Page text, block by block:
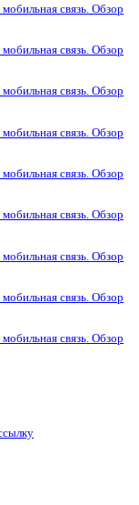
связь. Обзор
связь. Обзор
связь. Обзор
связь. Обзор
связь. Обзор
связь. Обзор
связь. Обзор
связь. Обзор
связь. Обзор